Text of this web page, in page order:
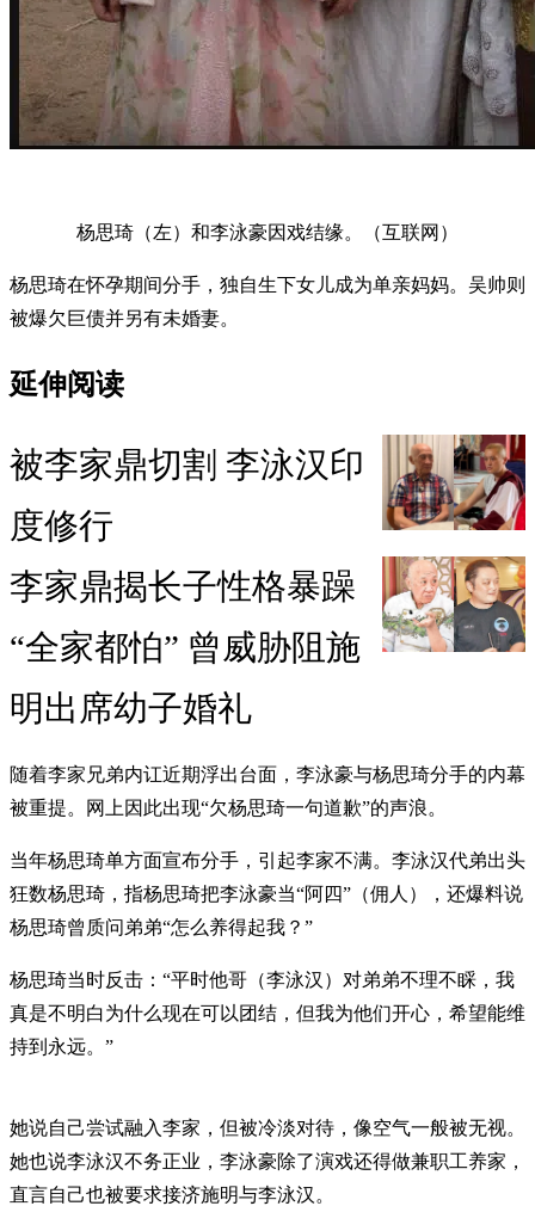
杨思琦（左）和李泳豪因戏结缘。（互联网）
杨思琦在怀孕期间分手，独自生下女儿成为单亲妈妈。吴帅则
被爆欠巨债并另有未婚妻。
延伸阅读
被李家鼎切割 李泳汉印
度修行
李家鼎揭长子性格暴躁
“全家都怕” 曾威胁阻施
明出席幼子婚礼
随着李家兄弟内讧近期浮出台面，李泳豪与杨思琦分手的内幕
被重提。网上因此出现“欠杨思琦一句道歉”的声浪。
当年杨思琦单方面宣布分手，引起李家不满。李泳汉代弟出头
狂数杨思琦，指杨思琦把李泳豪当“阿四”（佣人），还爆料说
杨思琦曾质问弟弟“怎么养得起我？”
杨思琦当时反击：“平时他哥（李泳汉）对弟弟不理不睬，我
真是不明白为什么现在可以团结，但我为他们开心，希望能维
持到永远。”
她说自己尝试融入李家，但被冷淡对待，像空气一般被无视。
她也说李泳汉不务正业，李泳豪除了演戏还得做兼职工养家，
直言自己也被要求接济施明与李泳汉。